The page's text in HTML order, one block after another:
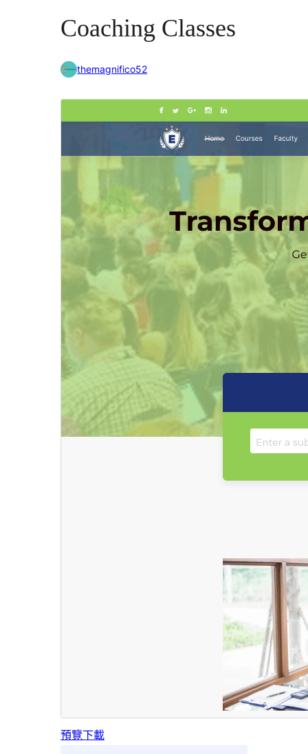
Coaching Classes
themagnifico52
預覽下載